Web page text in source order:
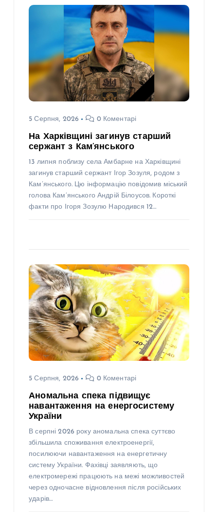
5 Серпня, 2026 0 Коментарі
На Харківщині загинув старший
сержант з Кам’янського
13 липня поблизу села Амбарне на Харківщині
загинув старший сержант Ігор Зозуля, родом з
Кам’янського. Цю інформацію повідомив міський
голова Кам’янського Андрій Білоусов. Короткі
факти про Ігоря Зозулю Народився 12…
5 Серпня, 2026 0 Коментарі
Аномальна спека підвищує
навантаження на енергосистему
України
В серпні 2026 року аномальна спека суттєво
збільшила споживання електроенергії,
посилюючи навантаження на енергетичну
систему України. Фахівці заявляють, що
електромережі працюють на межі можливостей
через одночасне відновлення після російських
ударів…